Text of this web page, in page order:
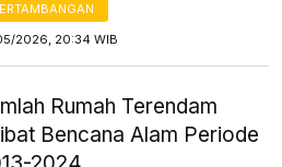
2026, 20:34 WIB
Rumah Terendam
Bencana Alam Periode